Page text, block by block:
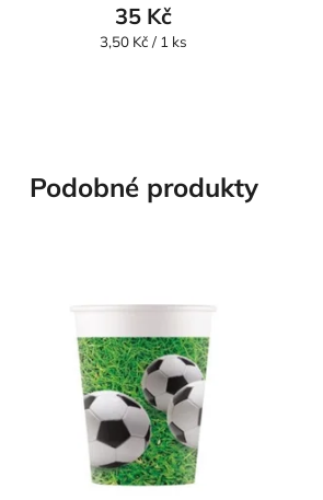
35 Kč
Měrná
3,50 Kč / 1 ks
Podobné produkty